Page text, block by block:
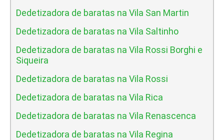
Dedetizadora de baratas na Vila San Martin
Dedetizadora de baratas na Vila Saltinho
Dedetizadora de baratas na Vila Rossi Borghi e
Siqueira
Dedetizadora de baratas na Vila Rossi
Dedetizadora de baratas na Vila Rica
Dedetizadora de baratas na Vila Renascenca
Dedetizadora de baratas na Vila Regina